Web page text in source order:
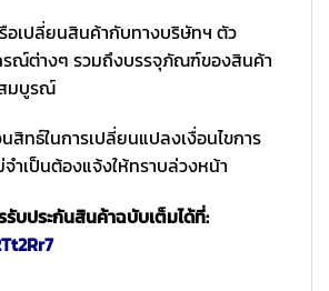
เปลี่ยนสินค้ากับทางบริษัทฯ ตัว
ณ์ต่างๆ รวมถึงบรรจุภัณฑ์ของสินค้า
มบูรณ์
สิทธ์ในการเปลี่ยนแปลงเงื่อนไขการ
ำเป็นต้องแจ้งให้ทราบล่วงหน้า
รับประกันสินค้าฉบับเต็มได้ที่: